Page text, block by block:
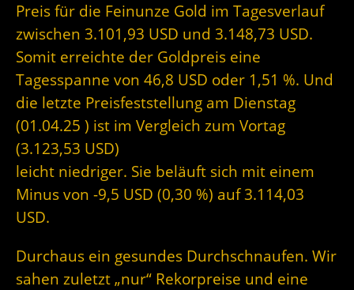
Preis für die Feinunze Gold im Tagesverlauf
zwischen 3.101,93 USD und 3.148,73 USD.
Somit erreichte der Goldpreis eine
Tagesspanne von 46,8 USD oder 1,51 %. Und
die letzte Preisfeststellung am Dienstag
(01.04.25 ) ist im Vergleich zum Vortag
(3.123,53 USD)
leicht niedriger. Sie beläuft sich mit einem
Minus von -9,5 USD (0,30 %) auf 3.114,03
USD.
Durchaus ein gesundes Durchschnaufen. Wir
sahen zuletzt „nur“ Rekorpreise und eine